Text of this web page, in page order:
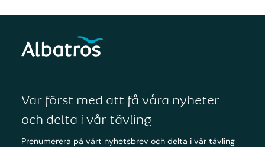
Var först med att få våra nyheter
och delta i vår tävling
Prenumerera på vårt nyhetsbrev och delta i vår tävling